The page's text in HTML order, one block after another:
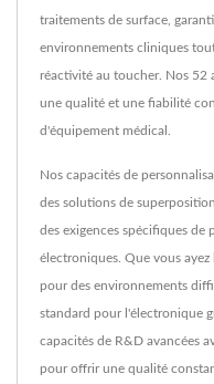
traitements de surface,
environnements cliniques
réactivité au toucher. Nos 52
une qualité et une fiabilité
d'équipement médical.
Nos capacités de
des solutions de
des exigences spécifiques
électroniques. Que vous
pour des environnements
standard pour l'électronique
capacités de R&D avancées
pour offrir une qualité